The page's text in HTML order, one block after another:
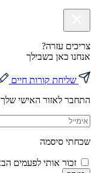
צריכים עזרה?
אנחנו כאן בשבילך
שליחת קורות חיים
התחבר לאזור האישי שלך
שכחתי סיסמה
זכור אותי לפעמים